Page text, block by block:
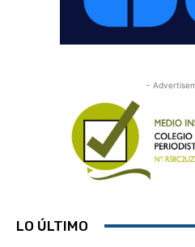
-
LO ÚLTIMO